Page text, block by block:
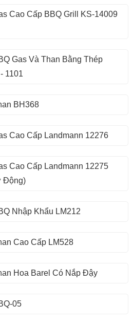
Cao Cấp BBQ Grill KS-14009
Gas Và Than Bằng Thép
1101
BH368
Cao Cấp Landmann 12276
Cao Cấp Landmann 12275
Động)
Nhập Khẩu LM212
Cao Cấp LM528
Hoa Barel Có Nắp Đậy
05